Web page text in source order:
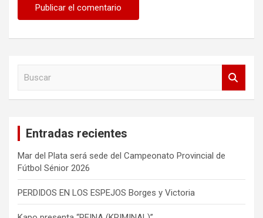
Entradas recientes
Mar del Plata será sede del Campeonato Provincial de
Fútbol Sénior 2026
PERDIDOS EN LOS ESPEJOS Borges y Victoria